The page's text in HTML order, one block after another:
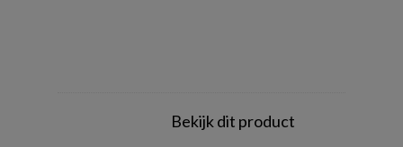
Bekijk dit product